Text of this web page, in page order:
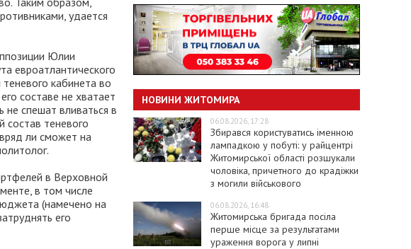
удается
Юлии
евроатлантического
кабинета во
составе не хватает
не спешат вливаться в
теневого
ли сможет на
в Верховной
в том числе
(намечено на
его
НОВИНИ ЖИТОМИРА
06.08.2026, 17:28
Збирався користуватись іменною
лампадкою у побуті: у райцентрі
Житомирської області розшукали
чоловіка, причетного до крадіжки
з могили військового
06.08.2026, 16:48
Житомирська бригада посіла
перше місце за результатами
ураження ворога у липні